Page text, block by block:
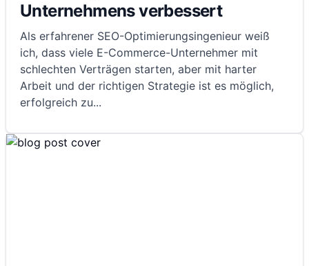
Unternehmens verbessert
Als erfahrener SEO-Optimierungsingenieur weiß
ich, dass viele E-Commerce-Unternehmer mit
schlechten Verträgen starten, aber mit harter
Arbeit und der richtigen Strategie ist es möglich,
erfolgreich zu...